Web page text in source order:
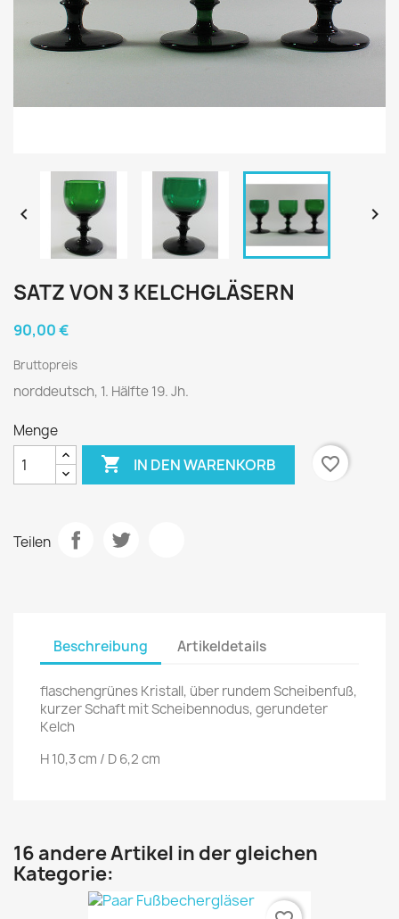
 
SATZ VON 3 KELCHGLÄSERN
90,00 €
Bruttopreis
norddeutsch, 1. Hälfte 19. Jh.
Menge
 IN DEN WARENKORB favorite_border
Teilen
Beschreibung Artikeldetails
flaschengrünes Kristall, über rundem Scheibenfuß,
kurzer Schaft mit Scheibennodus, gerundeter
Kelch
H 10,3 cm / D 6,2 cm
16 andere Artikel in der gleichen
Kategorie: